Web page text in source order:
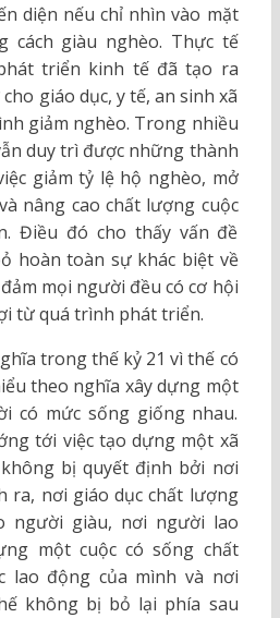
diện nếu chỉ nhìn vào mặt
cách giàu nghèo. Thực tế
triển kinh tế đã tạo ra
giáo dục, y tế, an sinh xã
giảm nghèo. Trong nhiều
duy trì được những thành
giảm tỷ lệ hộ nghèo, mở
nâng cao chất lượng cuộc
Điều đó cho thấy vấn đề
hoàn toàn sự khác biệt về
mọi người đều có cơ hội
từ quá trình phát triển.
trong thế kỷ 21 vì thế có
theo nghĩa xây dựng một
có mức sống giống nhau.
tới việc tạo dựng một xã
bị quyết định bởi nơi
ra, nơi giáo dục chất lượng
người giàu, nơi người lao
một cuộc có sống chất
lao động của mình và nơi
không bị bỏ lại phía sau